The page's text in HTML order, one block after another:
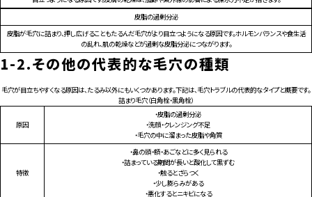
皮脂の過剰分泌
皮脂が毛穴に詰まり、押し広げることもたるんだ毛穴がより目立つようになる原因です。ホルモンバランスや食生活
の乱れ、肌の乾燥などが過剰な皮脂分泌につながります。
1-2.その他の代表的な毛穴の種類
毛穴が目立ちやすくなる原因は、たるみ以外にもいくつかあります。下記は、毛穴トラブルの代表的なタイプと概要です。
詰まり毛穴（白角栓・黒角栓）
原因
・皮脂の過剰分泌
・洗顔・クレンジング不足
・毛穴の中に溜まった皮脂や角質
特徴
・鼻の頭・額・あごなどに多く見られる
・詰まっている期間が長いと酸化して黒ずむ
・触るとざらつく
・少し膨らみがある
・悪化するとニキビになる